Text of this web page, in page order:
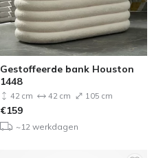
Gestoffeerde bank Houston
1448
42 cm 42 cm 105 cm
€159
~12 werkdagen